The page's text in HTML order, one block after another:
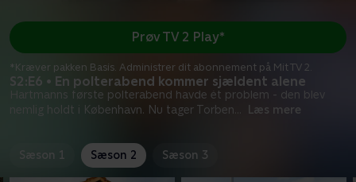
S2:E6 • En polterabend kommer sjældent alene
Hartmanns første polterabend havde ét problem - den blev
nemlig holdt i København. Nu tager Torben
Læs mere
Prøv TV 2 Play*
*Kræver pakken Basis. Administrer dit abonnement på Mit TV 2.
Sæson 1 Sæson 2 Sæson 3